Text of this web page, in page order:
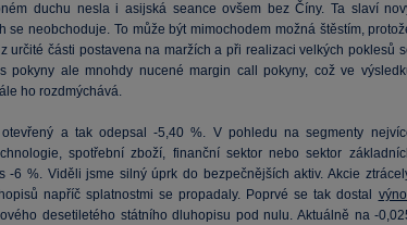
duchu nesla i asijská seance ovšem bez Číny. Ta slaví
se neobchoduje. To může být mimochodem možná štěstím,
určité části postavena na maržích a při realizaci velkých poklesů
pokyny ale mnohdy nucené margin call pokyny, což ve
ho rozdmýchává.
a tak odepsal -5,40 %. V pohledu na segmenty
spotřební zboží, finanční sektor nebo sektor
-6 %. Viděli jsme silný úprk do bezpečnějších aktiv. Akcie
napříč splatnostmi se propadaly. Poprvé se tak dostal
desetiletého státního dluhopisu pod nulu. Aktuálně na -